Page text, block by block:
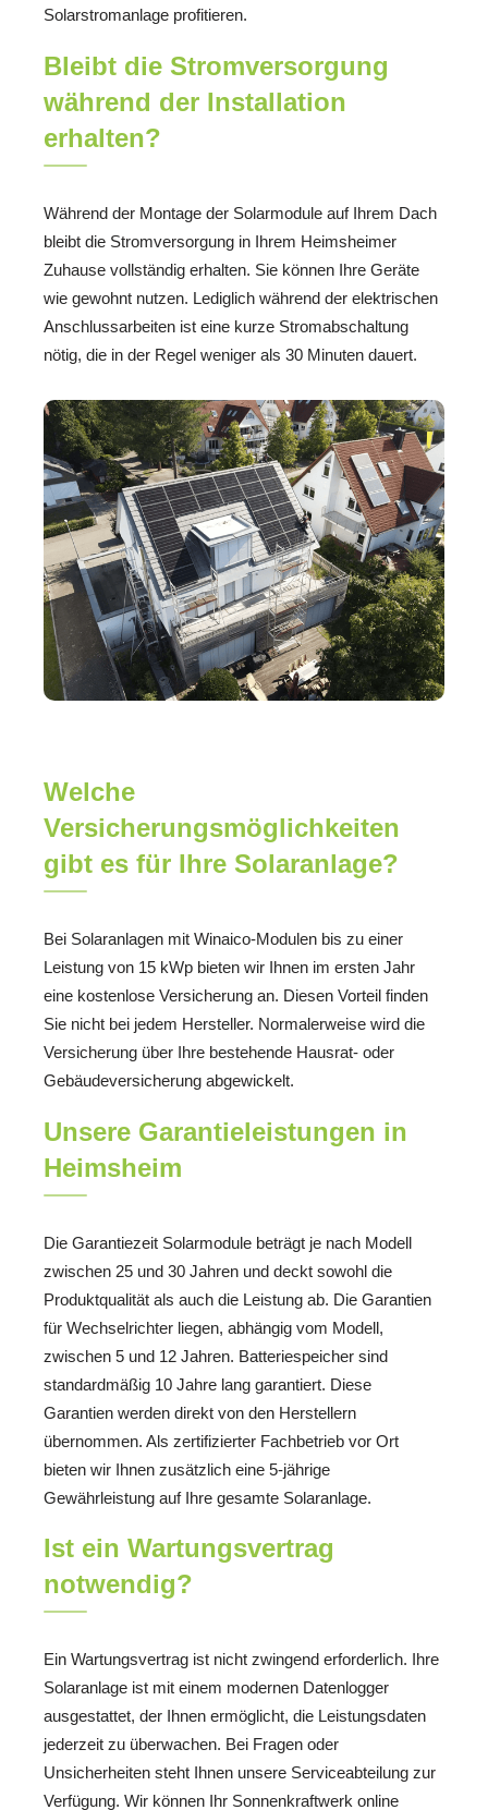
Solarstromanlage profitieren.
Bleibt die Stromversorgung
während der Installation
erhalten?
Während der Montage der Solarmodule auf Ihrem Dach
bleibt die Stromversorgung in Ihrem Heimsheimer
Zuhause vollständig erhalten. Sie können Ihre Geräte
wie gewohnt nutzen. Lediglich während der elektrischen
Anschlussarbeiten ist eine kurze Stromabschaltung
nötig, die in der Regel weniger als 30 Minuten dauert.
Welche
Versicherungsmöglichkeiten
gibt es für Ihre Solaranlage?
Bei Solaranlagen mit Winaico-Modulen bis zu einer
Leistung von 15 kWp bieten wir Ihnen im ersten Jahr
eine kostenlose Versicherung an. Diesen Vorteil finden
Sie nicht bei jedem Hersteller. Normalerweise wird die
Versicherung über Ihre bestehende Hausrat- oder
Gebäudeversicherung abgewickelt.
Unsere Garantieleistungen in
Heimsheim
Die Garantiezeit Solarmodule beträgt je nach Modell
zwischen 25 und 30 Jahren und deckt sowohl die
Produktqualität als auch die Leistung ab. Die Garantien
für Wechselrichter liegen, abhängig vom Modell,
zwischen 5 und 12 Jahren. Batteriespeicher sind
standardmäßig 10 Jahre lang garantiert. Diese
Garantien werden direkt von den Herstellern
übernommen. Als zertifizierter Fachbetrieb vor Ort
bieten wir Ihnen zusätzlich eine 5-jährige
Gewährleistung auf Ihre gesamte Solaranlage.
Ist ein Wartungsvertrag
notwendig?
Ein Wartungsvertrag ist nicht zwingend erforderlich. Ihre
Solaranlage ist mit einem modernen Datenlogger
ausgestattet, der Ihnen ermöglicht, die Leistungsdaten
jederzeit zu überwachen. Bei Fragen oder
Unsicherheiten steht Ihnen unsere Serviceabteilung zur
Verfügung. Wir können Ihr Sonnenkraftwerk online